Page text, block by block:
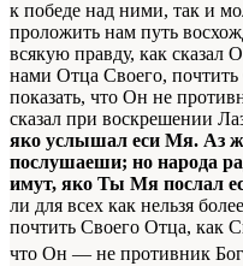
к победе над ними, так и
проложить нам путь
всякую правду, как сказал
нами Отца Своего,
показать, что Он не
сказал при воскрешении
яко услышал ecи Мя. Аз
послушаеши; но народа
имут, яко Ты Мя послал
ли для всех как нельзя
почтить Своего Отца, как
что Он — не противник